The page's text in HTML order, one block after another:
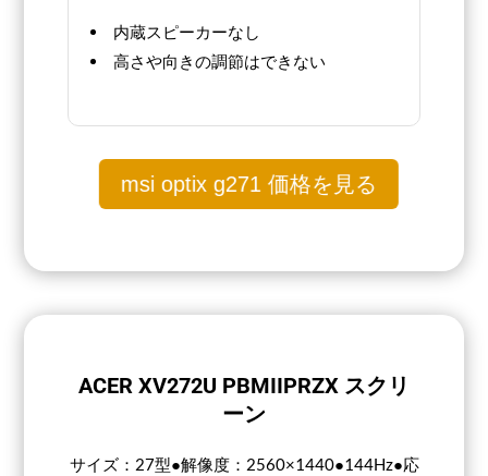
内蔵スピーカーなし
高さや向きの調節はできない
msi optix g271 価格を見る
ACER XV272U PBMIIPRZX スクリ
ーン
サイズ：27型●解像度：2560×1440●144Hz●応